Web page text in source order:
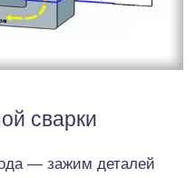
сварки
— зажим деталей